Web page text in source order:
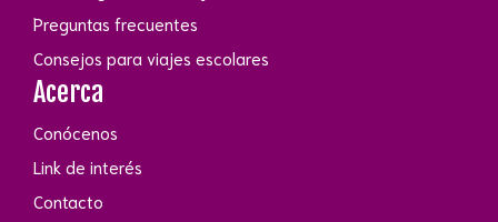
Preguntas frecuentes
Consejos para viajes escolares
Acerca
Conócenos
Link de interés
Contacto